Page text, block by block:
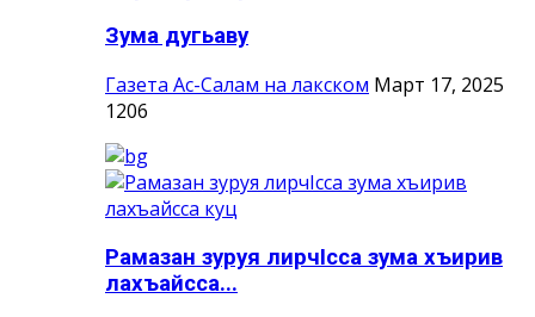
Зума дугьаву
Газета Ас-Салам на лакском Март 17, 2025
1206
Рамазан зуруя лирчIсса зума хъирив
лахъайсса...